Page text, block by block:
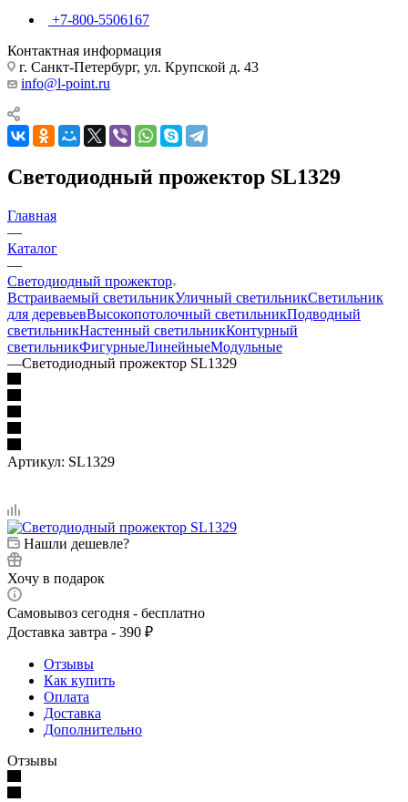
+7-800-5506167
Контактная информация
г. Санкт-Петербург, ул. Крупской д. 43
info@l-point.ru
Светодиодный прожектор SL1329
Главная
—
Каталог
—
Светодиодный прожектор
Встраиваемый светильникУличный светильникСветильник
для деревьевВысокопотолочный светильникПодводный
светильникНастенный светильникКонтурный
светильникФигурныеЛинейныеМодульные
—Светодиодный прожектор SL1329
Артикул: SL1329
Нашли дешевле?
Хочу в подарок
Самовывоз сегодня - бесплатно
Доставка завтра - 390 ₽
Отзывы
Как купить
Оплата
Доставка
Дополнительно
Отзывы